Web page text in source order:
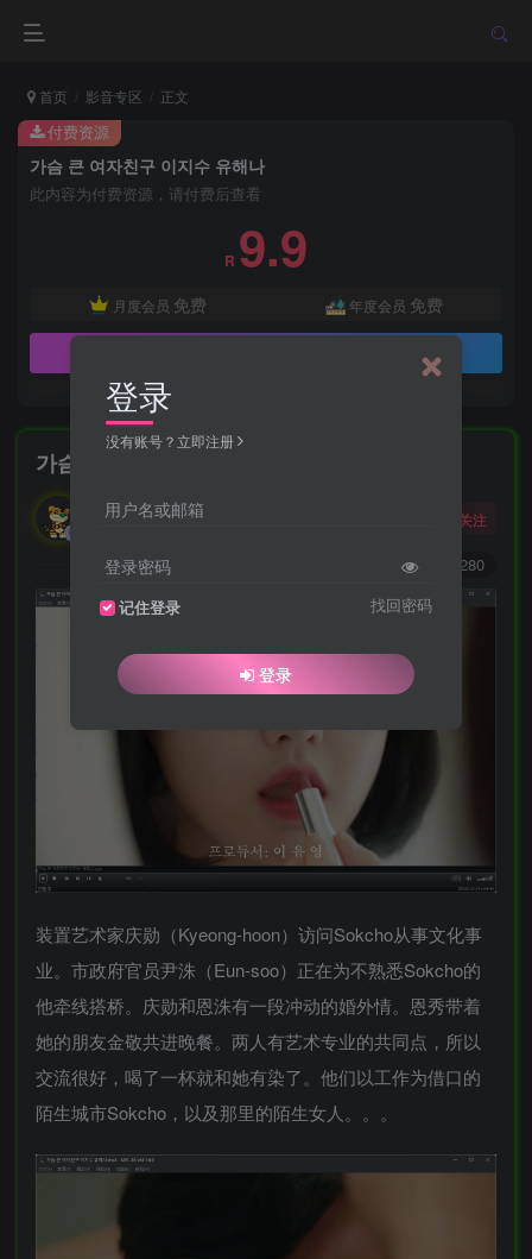
首页 影音专区 正文
가슴 큰 여자친구 이지수 유해나
此内容为付费资源，请付费后查看
R 9.9
月度会员 免费 年度会员 免费
付费资源
가슴 큰 여자친구 이지수 유해나
勇敢的大野狼 关注
6790 3280
装置艺术家庆勋（Kyeong-hoon）访问Sokcho从事文化事
业。市政府官员尹洙（Eun-soo）正在为不熟悉Sokcho的
他牵线搭桥。庆勋和恩洙有一段冲动的婚外情。恩秀带着
她的朋友金敬共进晚餐。两人有艺术专业的共同点，所以
交流很好，喝了一杯就和她有染了。他们以工作为借口的
陌生城市Sokcho，以及那里的陌生女人。。。
登录
没有账号？立即注册
用户名或邮箱
登录密码
记住登录 找回密码
登录